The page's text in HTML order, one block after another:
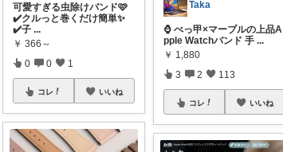
可愛すぎる虫除けバンド🩷
✔️クルっと巻くだけ簡単✨
✔️子 ...
￥ 366～
0 0 1
コレ いいね
Taka
⌚ べっ甲×マーブルの上品A
pple Watchバンド 手 ...
￥ 1,880
3 2 113
コレ いいね